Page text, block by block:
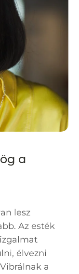
a
lesz
Az esték
élvezni
a